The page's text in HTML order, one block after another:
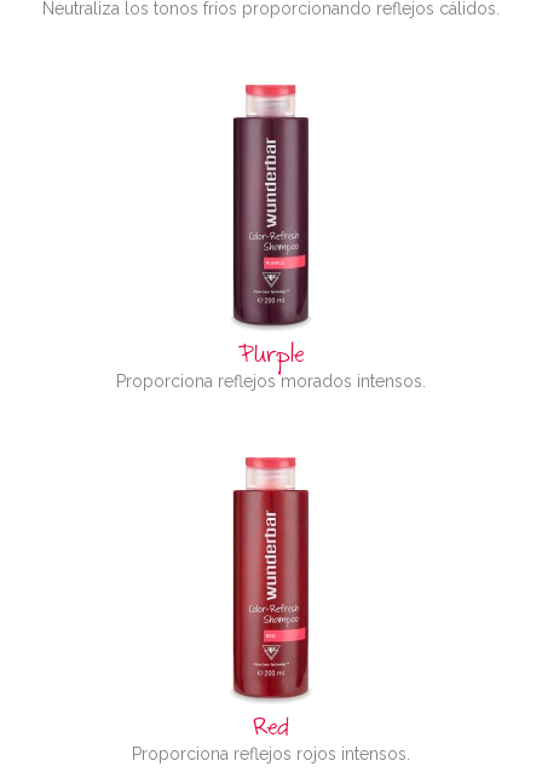
Neutraliza los tonos fríos proporcionando reflejos cálidos.
Purple
Proporciona reflejos morados intensos.
Red
Proporciona reflejos rojos intensos.